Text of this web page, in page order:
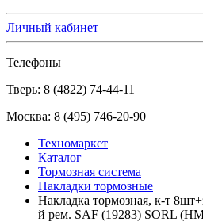
Личный кабинет
Телефоны
Тверь: 8 (4822) 74-44-11
Москва: 8 (495) 746-20-90
Техномаркет
Каталог
Тормозная система
Накладки тормозные
Накладка тормозная, к-т
й рем. SAF (19283) SORL